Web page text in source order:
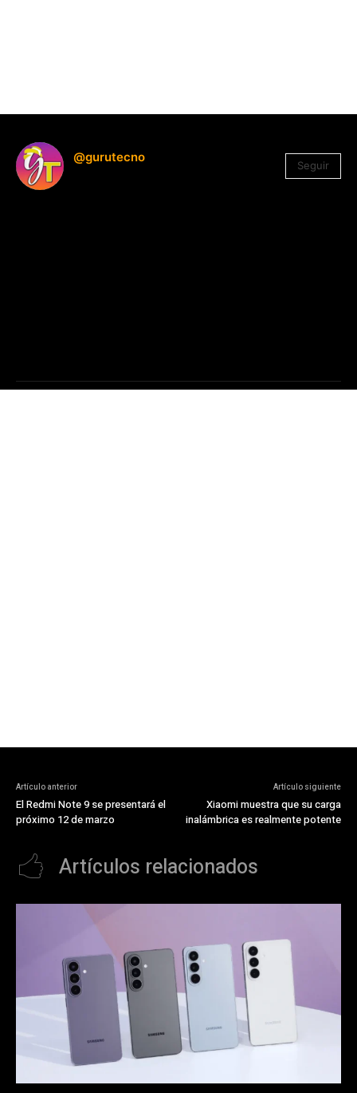
@gurutecno
Seguir
Artículo anterior
El Redmi Note 9 se presentará el
próximo 12 de marzo
Artículo siguiente
Xiaomi muestra que su carga
inalámbrica es realmente potente
Artículos relacionados